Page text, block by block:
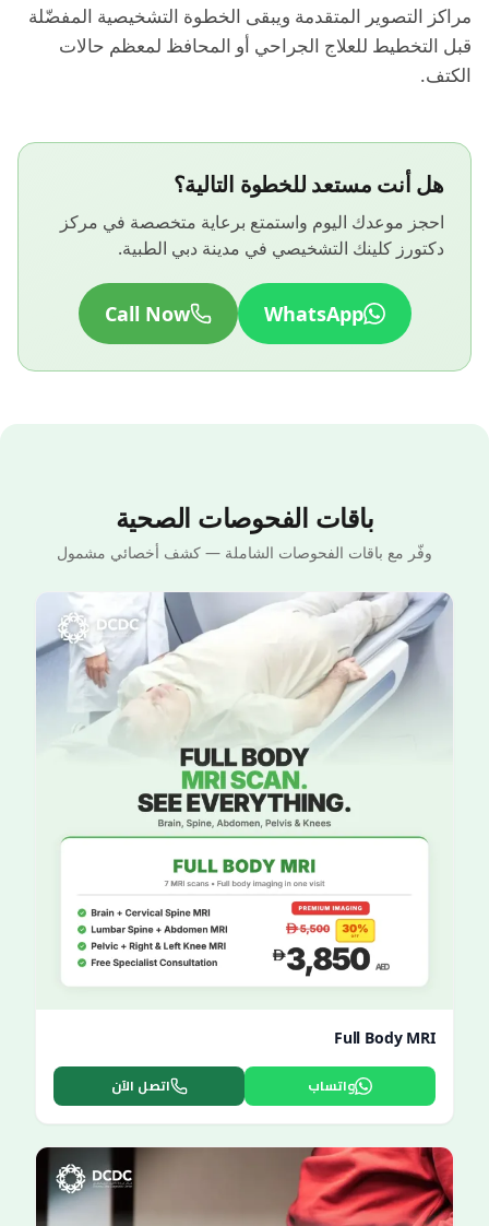
مراكز التصوير المتقدمة ويبقى الخطوة التشخيصية المفضّلة
قبل التخطيط للعلاج الجراحي أو المحافظ لمعظم حالات
الكتف.
هل أنت مستعد للخطوة التالية؟
احجز موعدك اليوم واستمتع برعاية متخصصة في مركز
دكتورز كلينك التشخيصي في مدينة دبي الطبية.
WhatsApp
Call Now
باقات الفحوصات الصحية
وفّر مع باقات الفحوصات الشاملة — كشف أخصائي مشمول
Full Body MRI
واتساب اتصل الآن